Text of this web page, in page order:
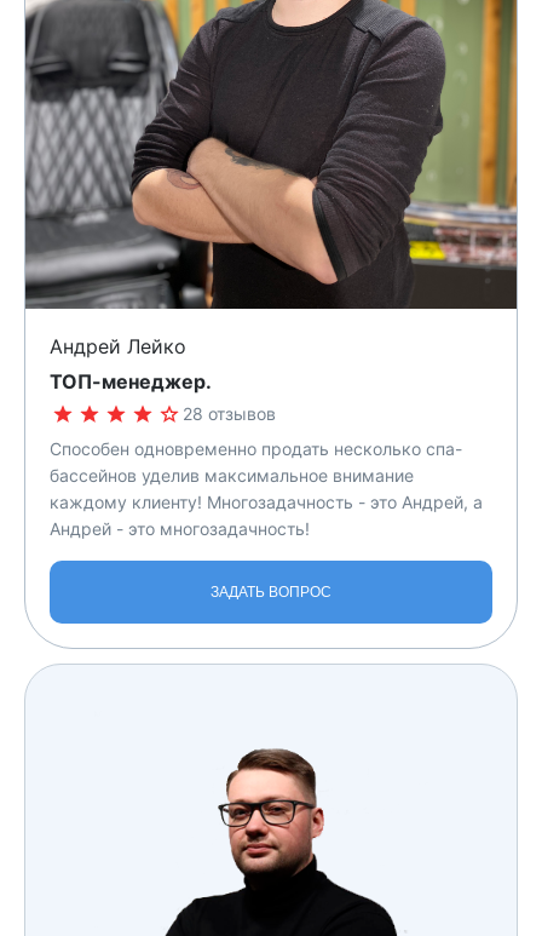
Андрей Лейко
TOП-менеджер.
28 отзывов
Способен одновременно продать несколько спа-
бассейнов уделив максимальное внимание
каждому клиенту! Многозадачность - это Андрей, а
Андрей - это многозадачность!
ЗАДАТЬ ВОПРОС